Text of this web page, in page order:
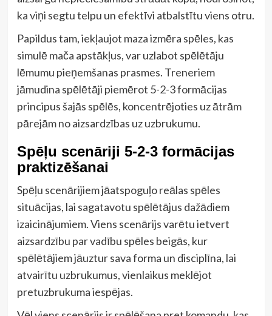
ka viņi segtu telpu un efektīvi atbalstītu viens otru.
Papildus tam, iekļaujot maza izmēra spēles, kas
simulē mača apstākļus, var uzlabot spēlētāju
lēmumu pieņemšanas prasmes. Treneriem
jāmudina spēlētāji piemērot 5-2-3 formācijas
principus šajās spēlēs, koncentrējoties uz ātrām
pārejām no aizsardzības uz uzbrukumu.
Spēļu scenāriji 5-2-3 formācijas
praktizēšanai
Spēļu scenārijiem jāatspoguļo reālas spēles
situācijas, lai sagatavotu spēlētājus dažādiem
izaicinājumiem. Viens scenārijs varētu ietvert
aizsardzību par vadību spēles beigās, kur
spēlētājiem jāuztur sava forma un disciplīna, lai
atvairītu uzbrukumus, vienlaikus meklējot
pretuzbrukuma iespējas.